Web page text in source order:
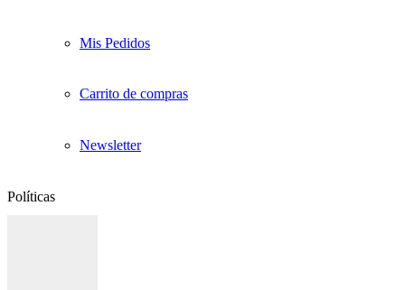
Mis Pedidos
Carrito de compras
Newsletter
Políticas